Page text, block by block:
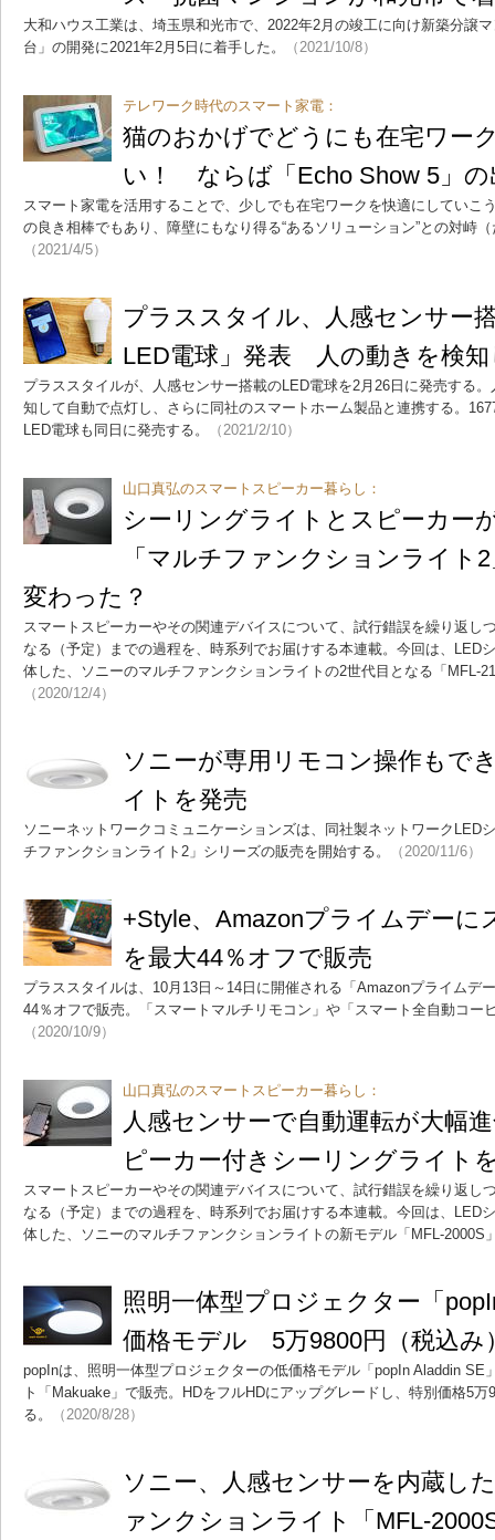
大和ハウス工業は、埼玉県和光市で、2022年2月の竣工に向け新築分譲
台」の開発に2021年2月5日に着手した。
（2021/10/8）
テレワーク時代のスマート家電：
猫のおかげでどうにも在宅ワー
い！ ならば「Echo Show 5」の
スマート家電を活用することで、少しでも在宅ワークを快適にしていこ
の良き相棒でもあり、障壁にもなり得る“あるソリューション”との対峙
（2021/4/5）
プラススタイル、人感センサー
LED電球」発表 人の動きを検知
プラススタイルが、人感センサー搭載のLED電球を2月26日に発売する
知して自動で点灯し、さらに同社のスマートホーム製品と連携する。
LED電球も同日に発売する。
（2021/2/10）
山口真弘のスマートスピーカー暮らし：
シーリングライトとスピーカー
「マルチファンクションライト
変わった？
スマートスピーカーやその関連デバイスについて、試行錯誤を繰り返し
なる（予定）までの過程を、時系列でお届けする本連載。今回は、LED
体した、ソニーのマルチファンクションライトの2世代目となる「MFL-
（2020/12/4）
ソニーが専用リモコン操作もで
イトを発売
ソニーネットワークコミュニケーションズは、同社製ネットワークLED
チファンクションライト2」シリーズの販売を開始する。
（2020/11/6）
+Style、Amazonプライムデーに
を最大44％オフで販売
プラススタイルは、10月13日～14日に開催される「Amazonプライムデ
44％オフで販売。「スマートマルチリモコン」や「スマート全自動コー
（2020/10/9）
山口真弘のスマートスピーカー暮らし：
人感センサーで自動運転が大幅
ピーカー付きシーリングライト
スマートスピーカーやその関連デバイスについて、試行錯誤を繰り返し
なる（予定）までの過程を、時系列でお届けする本連載。今回は、LED
体した、ソニーのマルチファンクションライトの新モデル「MFL-2000S
照明一体型プロジェクター「
価格モデル 5万9800円（税込み
popInは、照明一体型プロジェクターの低価格モデル「popIn Aladdin SE
ト「Makuake」で販売。HDをフルHDにアップグレードし、特別価格5
る。
（2020/8/28）
ソニー、人感センサーを内蔵し
ァンクションライト「MFL-